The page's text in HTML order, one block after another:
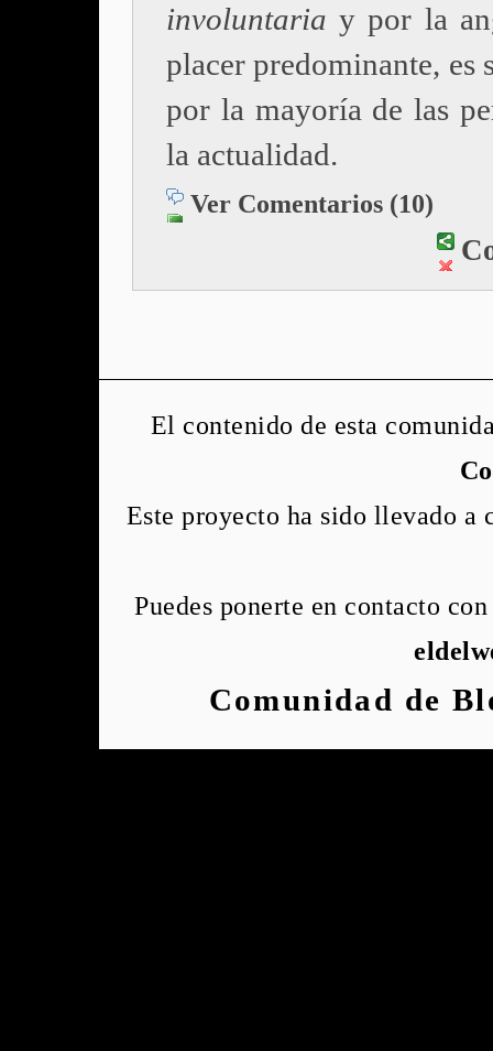
involuntaria y por la
placer predominante, es
por la mayoría de las
la actualidad.
Ver Comentarios (10)
El contenido de esta
Este proyecto ha sido llevado
Puedes ponerte en contacto
Comunidad de